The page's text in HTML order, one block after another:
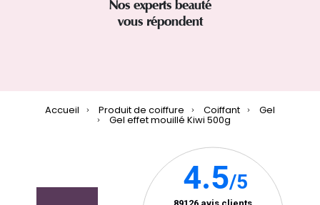
Nos experts beauté
vous répondent
Accueil Produit de coiffure Coiffant Gel
Gel effet mouillé Kiwi 500g